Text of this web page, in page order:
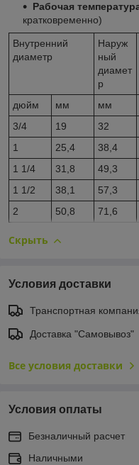
Рабочая
кратковременно)
Внутренний
диаметр
Наруж
ный
диамет
р
дюйм мм мм
3/4
19 32
1
25,4 38,4
1 1/4
31,8 49,3
1 1/2
38,1 57,3
2
50,8 71,6
Скрыть
Условия доставки
Транспортная
Доставка "Самовывоз"
Все условия доставки
Условия оплаты
Безналичный расчет
Наличными